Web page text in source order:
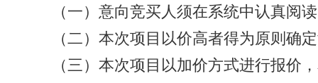
（一）意向竞买人须在系统中认真阅
（二）本次项目以价高者得为原则确
（三）本次项目以加价方式进行报价